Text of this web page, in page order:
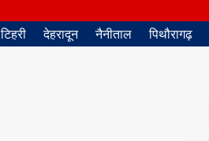
टिहरी देहरादून नैनीताल पिथौरागढ़